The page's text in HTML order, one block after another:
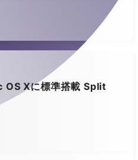
OS Xに標準搭載 Split